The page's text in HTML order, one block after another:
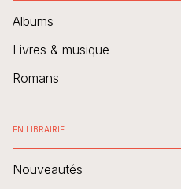
Albums
Livres & musique
Romans
EN LIBRAIRIE
Nouveautés